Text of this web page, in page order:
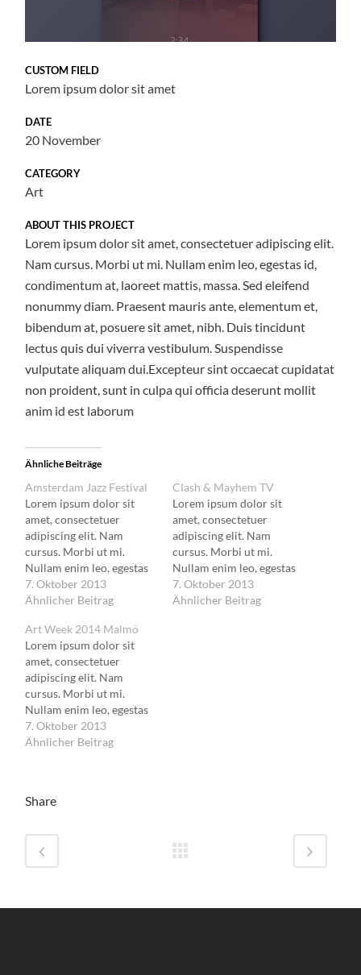
CUSTOM FIELD
Lorem ipsum dolor sit amet
DATE
20 November
CATEGORY
Art
ABOUT THIS PROJECT
Lorem ipsum dolor sit amet, consectetuer adipiscing elit.
Nam cursus. Morbi ut mi. Nullam enim leo, egestas id,
condimentum at, laoreet mattis, massa. Sed eleifend
nonummy diam. Praesent mauris ante, elementum et,
bibendum at, posuere sit amet, nibh. Duis tincidunt
lectus quis dui viverra vestibulum. Suspendisse
vulputate aliquam dui.Excepteur sint occaecat cupidatat
non proident, sunt in culpa qui officia deserunt mollit
anim id est laborum
Ähnliche Beiträge
Amsterdam Jazz Festival
Lorem ipsum dolor sit
amet, consectetuer
adipiscing elit. Nam
cursus. Morbi ut mi.
Nullam enim leo, egestas
id, condimentum at,
laoreet mattis, massa.
7. Oktober 2013
Ähnlicher Beitrag
Clash & Mayhem TV
Lorem ipsum dolor sit
amet, consectetuer
adipiscing elit. Nam
cursus. Morbi ut mi.
Nullam enim leo, egestas
id, condimentum at,
laoreet mattis, massa.
7. Oktober 2013
Ähnlicher Beitrag
Art Week 2014 Malmö
Lorem ipsum dolor sit
amet, consectetuer
adipiscing elit. Nam
cursus. Morbi ut mi.
Nullam enim leo, egestas
id, condimentum at,
laoreet mattis, massa.
7. Oktober 2013
Ähnlicher Beitrag
Share